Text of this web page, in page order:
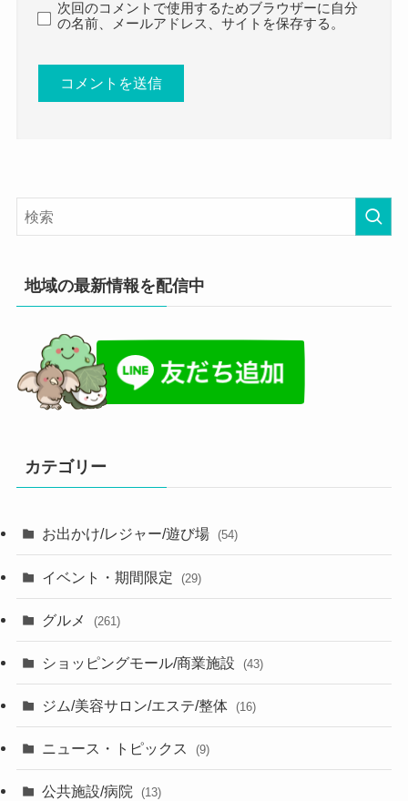
次回のコメントで使用するためブラウザーに自分
の名前、メールアドレス、サイトを保存する。
地域の最新情報を配信中
カテゴリー
お出かけ/レジャー/遊び場 (54)
イベント・期間限定 (29)
グルメ (261)
ショッピングモール/商業施設 (43)
ジム/美容サロン/エステ/整体 (16)
ニュース・トピックス (9)
公共施設/病院 (13)